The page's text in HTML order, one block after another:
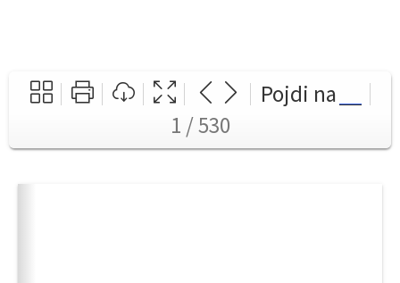
Pojdi na
1 / 530